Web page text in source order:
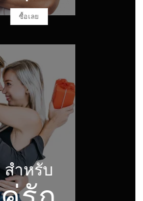
ซื้อเลย
สำหรับ